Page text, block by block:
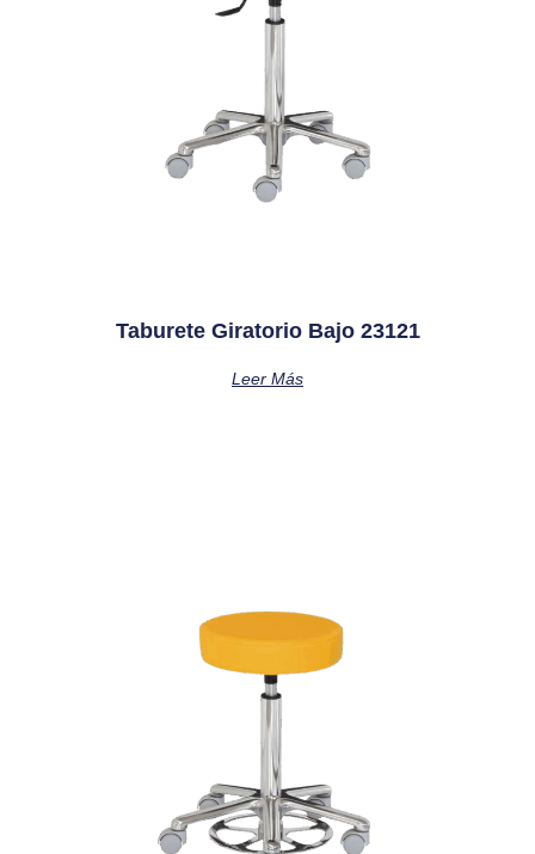
Taburete Giratorio Bajo 23121
Leer Más